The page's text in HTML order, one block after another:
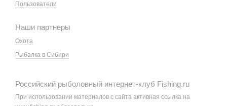
Пользователи
Наши партнеры
Охота
Рыбалка в Сибири
Российский рыболовный интернет-клуб Fishing.ru
При использовании материалов с сайта активная ссылка на